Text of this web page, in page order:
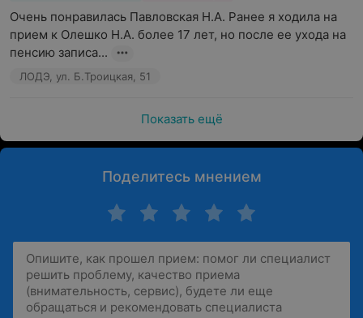
Очень понравилась Павловская Н.А. Ранее я ходила на
прием к Олешко Н.А. более 17 лет, но после ее ухода на
пенсию записа...
ЛОДЭ, ул. Б.Троицкая, 51
Показать ещё
Поделитесь мнением